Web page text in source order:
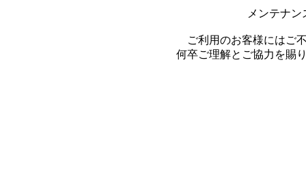
メンテナ
ご利用のお客様にはご
何卒ご理解とご協力を賜